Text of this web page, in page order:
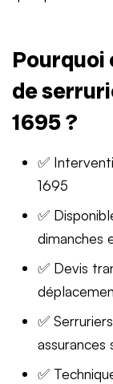
de
1695 ?
✅
1695
✅
dimanches
✅ Devis
✅
assurances
✅